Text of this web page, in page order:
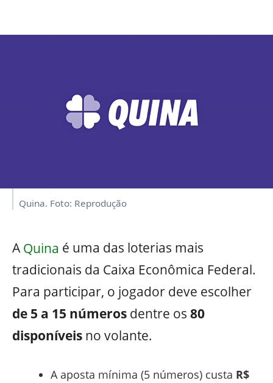
Quina. Foto: Reprodução
AQuina é uma das loterias mais
tradicionais da Caixa Econômica Federal.
Para participar, o jogador deve escolher
de 5 a 15 números dentre os 80
disponíveis no volante.
A aposta mínima (5 números) custa R$